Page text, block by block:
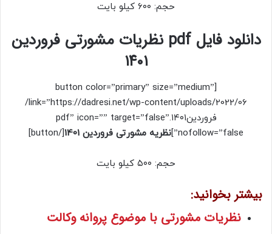
حجم: ۶۰۰ کیلو بایت
دانلود فایل pdf نظریات مشورتی فروردین
۱۴۰۱
[button color=”primary” size=”medium”
link=”https://dadresi.net/wp-content/uploads/2022/06/
فروردین۱۴۰۱.pdf” icon=”” target=”false”
nofollow=”false”] نظریه مشورتی فروردین 1401 [/button]
حجم: ۵۰۰ کیلو بایت
بیشتر بخوانید:
نظریات مشورتی با موضوع پروانه وکالت